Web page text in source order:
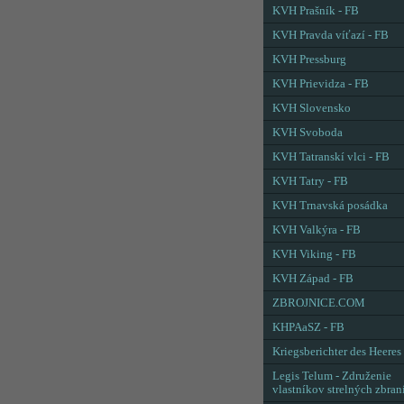
KVH Prašník - FB
KVH Pravda víťazí - FB
KVH Pressburg
KVH Prievidza - FB
KVH Slovensko
KVH Svoboda
KVH Tatranskí vlci - FB
KVH Tatry - FB
KVH Trnavská posádka
KVH Valkýra - FB
KVH Viking - FB
KVH Západ - FB
ZBROJNICE.COM
KHPAaSZ - FB
Kriegsberichter des Heeres
Legis Telum - Združenie
vlastníkov strelných